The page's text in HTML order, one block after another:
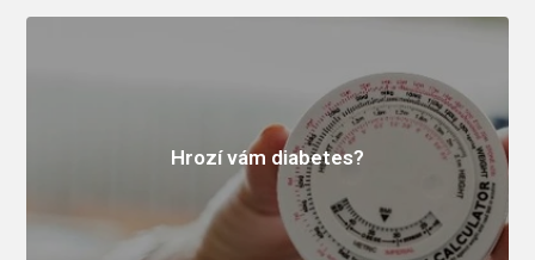
Hrozí vám diabetes?